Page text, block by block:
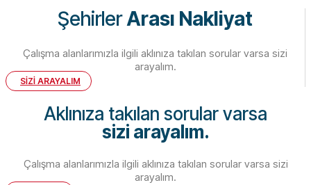
ŞehirlerArası Nakliyat
Çalışma alanlarımızla ilgili aklınıza takılan sorular varsa sizi
arayalım.
SİZİ ARAYALIM
Aklınıza takılan sorular varsa
sizi arayalım.
Çalışma alanlarımızla ilgili aklınıza takılan sorular varsa sizi
arayalım.